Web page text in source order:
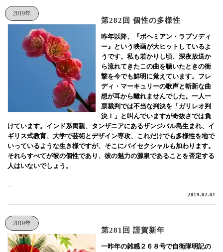
2019年
第282回 個性の多様性
昨年以降、『ボヘミアン・ラプソディ
ー』という映画が大ヒットしているよ
うです。私も若かりし頃、深夜放送か
ら流れてきたこの曲を聴いたときの衝
撃を今でも鮮明に覚えています。フレ
ディ・マーキュリーの歌声と斬新な曲
想が耳から離れませんでした。一人一
票裁判では不当な判決を「ガリレオ判
決！」と叫んでいますが奇抜さでは負
けています。インド系両親、タンザニアにあるザンジバル島生まれ、イ
ギリス式教育、大学で芸術とデザイン専攻、これだけでも多様性を地で
いっているような生き様ですが、そこにバイセクシャルも加わります。
それらすべてが彼の個性であり、彼の魅力の源泉であることを否定する
人はいないでしょう。
...
2019.02.01
2019年
第281回 謹賀新年
一昨年の雑感２６８号で自衛隊明記の